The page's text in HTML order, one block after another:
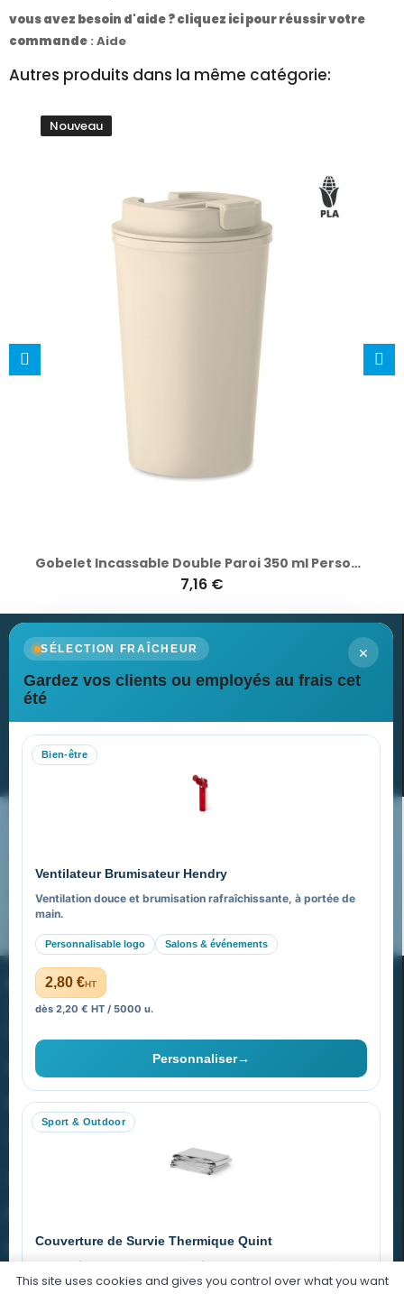
vous avez besoin d'aide ? cliquez ici pour réussir votre
commande : Aide
Autres produits dans la même catégorie:
Nouveau
Gobelet Incassable Double Paroi 350 ml Personnalisé BEIBAKU
7,16 €
×
SÉLECTION FRAÎCHEUR
Gardez vos clients ou employés au frais cet
été
Bien-être
Ventilateur Brumisateur Hendry
Ventilation douce et brumisation rafraîchissante, à portée de
main.
Personnalisable logo Salons & événements
2,80 €HT
dès 2,20 € HT / 5000 u.
Personnaliser→
Sport & Outdoor
Couverture de Survie Thermique Quint
Imperméable et coupe-vent, idéale pour le sport et le plein air.
Newsletter
Recevez nos dernières nouvelles et nos offres spéciales
Nos expertises & accompagnement global
FAQ sur Promenoch Goodies Pub France
Pourquoi ça a marché à 100% pour moi ?
PROMENOCH GOODIES
40 rue Madeleine Michelis
92 200 Neuilly
NOTRE SOCIÉTÉ
This site uses cookies and gives you control over what you want